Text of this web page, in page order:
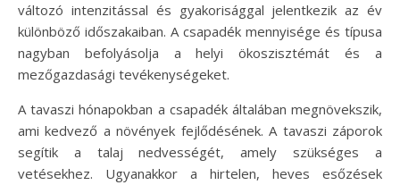
változó intenzitással és gyakorisággal jelentkezik az év
különböző időszakaiban. A csapadék mennyisége és típusa
nagyban befolyásolja a helyi ökoszisztémát és a
mezőgazdasági tevékenységeket.
A tavaszi hónapokban a csapadék általában megnövekszik,
ami kedvező a növények fejlődésének. A tavaszi záporok
segítik a talaj nedvességét, amely szükséges a
vetésekhez. Ugyanakkor a hirtelen, heves esőzések